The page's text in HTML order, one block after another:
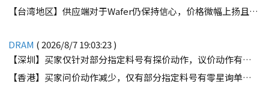
【台湾地区】供应端对于Wafer仍保持信心，价格微幅上扬且惜售态度不变
DRAM ( 2026/8/7 19:03:23 )
【深圳】买家仅针对部分指定料号有探价动作，议价动作有所减少
【香港】买家问价动作减少，仅有部分指定料号有零星询单动作